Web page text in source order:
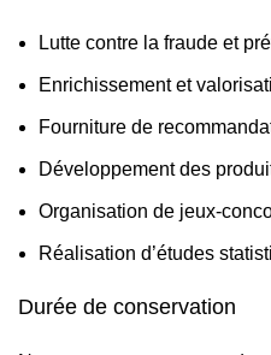
Lutte contre la fraude et
Enrichissement et
Fourniture de
Développement des
Organisation de jeux-
Réalisation d’études
Durée de conservation